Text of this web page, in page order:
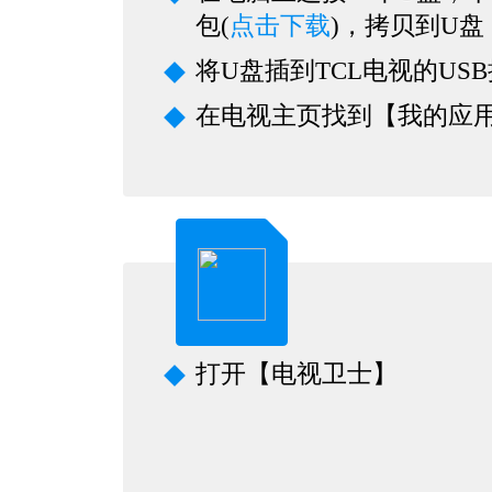
包(点击下载)，拷贝到U盘
将U盘插到TCL电视的USB
在电视主页找到【我的应用
打开【电视卫士】